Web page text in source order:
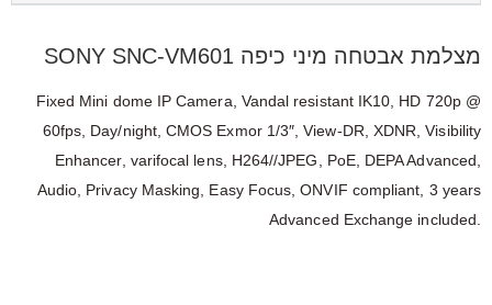
מצלמת אבטחה מיני כיפה SONY SNC-VM601
Fixed Mini dome IP Camera, Vandal resistant IK10, HD 720p @
60fps, Day/night, CMOS Exmor 1/3″, View-DR, XDNR, Visibility
Enhancer, varifocal lens, H264//JPEG, PoE, DEPA Advanced,
Audio, Privacy Masking, Easy Focus, ONVIF compliant, 3 years
Advanced Exchange included.